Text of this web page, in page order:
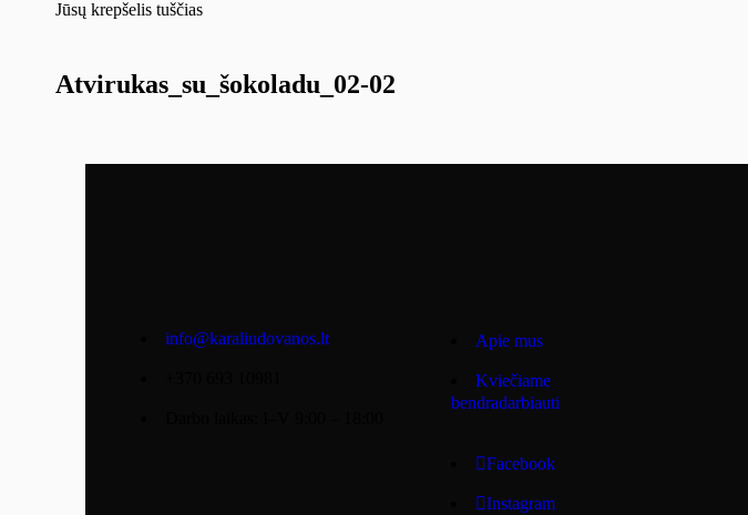
Jūsų krepšelis tuščias
Atvirukas_su_šokoladu_02-02
info@karaliudovanos.lt Apie mus
Kviečiame
bendradarbiauti
Facebook
Instagram